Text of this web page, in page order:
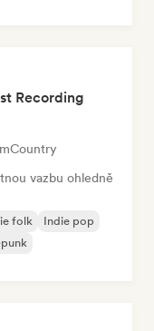
Recording
Country
vazbu ohledně
folk
Indie pop